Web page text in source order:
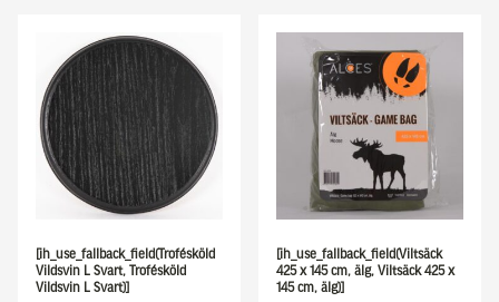
[ih_use_fallback_field(Trofésköld
Vildsvin L Svart, Trofésköld
Vildsvin L Svart)]
[ih_use_fallback_field(Viltsäck
425 x 145 cm, älg, Viltsäck 425 x
145 cm, älg)]